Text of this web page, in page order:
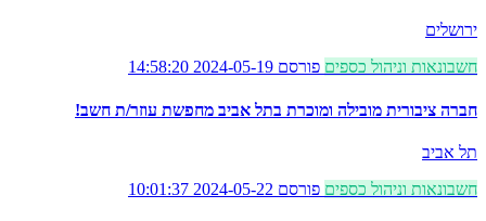
ירושלים
חשבונאות וניהול כספים פורסם 2024-05-19 14:58:20
חברה ציבורית מובילה ומוכרת בתל אביב מחפשת עוזר/ת חשב!
תל אביב
חשבונאות וניהול כספים פורסם 2024-05-22 10:01:37